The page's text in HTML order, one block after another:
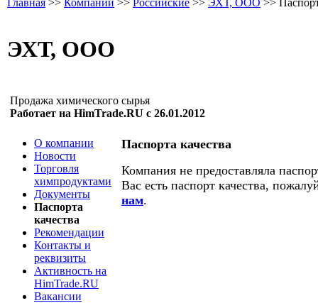
Главная >> Компании >> Российские >> ЭХТ, ООО >>
ЭХТ, ООО
Продажа химического сырья
Работает на HimTrade.RU с 26.01.2012
О компании
Новости
Торговля
химпродуктами
Документы
Паспорта
качества
Рекомендации
Контакты и
реквизиты
Активность на
HimTrade.RU
Вакансии
Паспорта качества
Компания не предоставляла
Вас есть паспорт качества,
нам.